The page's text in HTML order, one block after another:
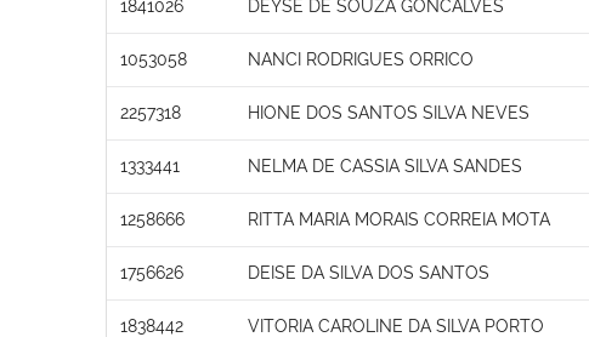
1841026 DEYSE DE SOUZA GONCALVES
1053058 NANCI RODRIGUES ORRICO
2257318 HIONE DOS SANTOS SILVA NEVES
1333441 NELMA DE CASSIA SILVA SANDES
1258666 RITTA MARIA MORAIS CORREIA MOTA
1756626 DEISE DA SILVA DOS SANTOS
1838442 VITORIA CAROLINE DA SILVA PORTO